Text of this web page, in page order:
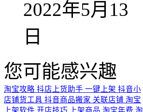
2022年5月13
日
您可能感兴趣
淘宝攻略 抖店上货助手 一键上架 抖音小
店铺货工具 抖音商品搬家 关联店铺 淘宝